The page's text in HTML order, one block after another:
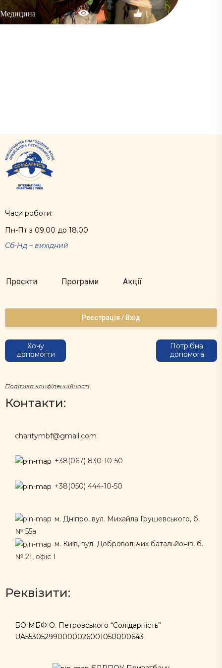
Медицина 1
Часи роботи:
Пн-Пт з 09.00 до 18.00
Сб-Нд – вихідний
Проєкти Програми Акції
Реєстрація / Вхід
Хочу
допомогти
Потрібна
допомога
Політика конфіденційності
Контакти:
charitymbf@gmail.com
+38(067) 830-10-50
+38(050) 444-10-50
м. Дніпро, вул. Михайла Грушевського, б.
№ 55а
м. Київ, вул. Добровольчих батальйонів, б.
№ 21, офіс 1
Реквізити:
БО МБФ О. Петровського “Солідарність”
UA553052990000026001050000643